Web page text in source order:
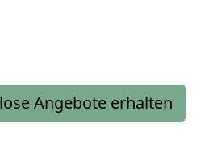
Angebote erhalten